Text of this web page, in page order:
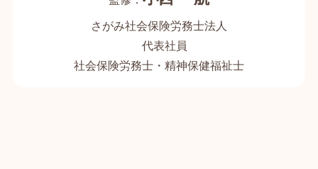
さがみ社会保険労務士法人
代表社員
社会保険労務士・精神保健福祉士